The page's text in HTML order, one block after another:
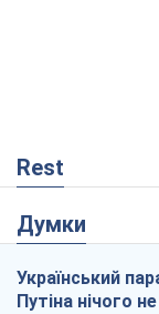
Rest
Думки
Український
Путіна нічого